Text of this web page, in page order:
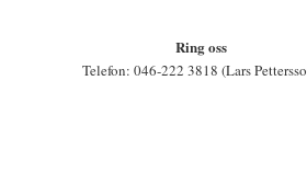
Ring oss
Telefon: 046-222 3818 (Lars